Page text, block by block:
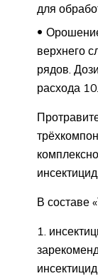
для
верхнего
рядов.
расхода
В составе